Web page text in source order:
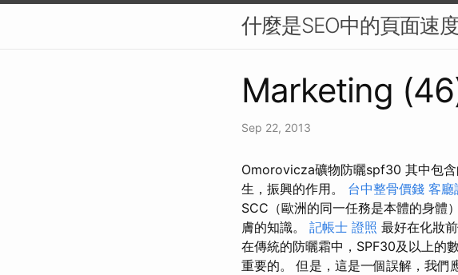
什麼是SEO中的頁面速
Marketing
Sep 22, 2013
Omorovicza礦物防曬spf30 其中包
生，振興的作用。 台中整骨價錢 客廳
SCC（歐洲的同一任務是本體的身體
膚的知識。 記帳士 證照 最好在化妝
在傳統的防曬霜中，SPF30及以上的
重要的。 但是，這是一個誤解，我們